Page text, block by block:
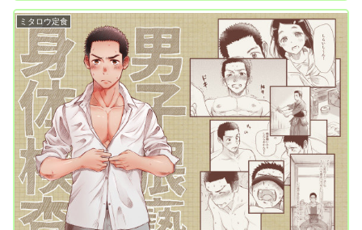
ミタロウ定食